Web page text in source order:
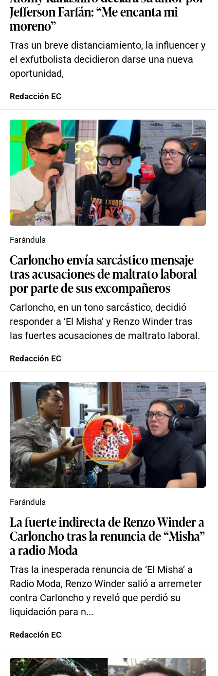
Jefferson Farfán: “Me encanta mi
moreno”
Tras un breve distanciamiento, la influencer y
el exfutbolista decidieron darse una nueva
oportunidad,
Redacción EC
Carloncho envía sarcástico mensaje
tras acusaciones de maltrato laboral
por parte de sus excompañeros
Carloncho, en un tono sarcástico, decidió
responder a ‘El Misha’ y Renzo Winder tras
las fuertes acusaciones de maltrato laboral.
Farándula
Redacción EC
La fuerte indirecta de Renzo Winder a
Carloncho tras la renuncia de “Misha”
a radio Moda
Tras la inesperada renuncia de ‘El Misha’ a
Radio Moda, Renzo Winder salió a arremeter
contra Carloncho y reveló que perdió su
liquidación para n...
Farándula
Redacción EC